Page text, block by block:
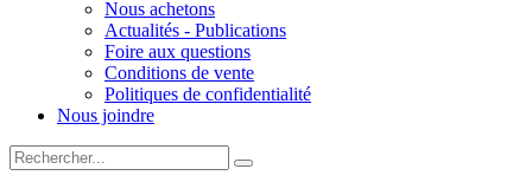
Nous achetons
Actualités - Publications
Foire aux questions
Conditions de vente
Politiques de confidentialité
Nous joindre